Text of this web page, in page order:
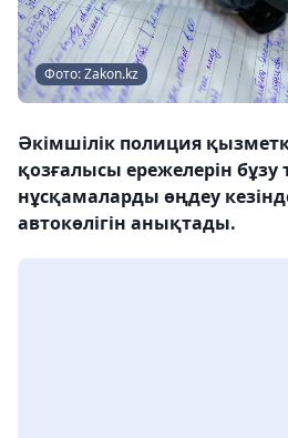
Фото: Zakon.kz
Әкімшілік полиция
қозғалысы ережелерін бұзу
нұсқамаларды өңдеу
автокөлігін анықтады.